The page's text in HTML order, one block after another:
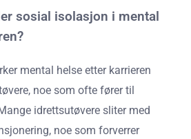
sosial isolasjon i mental
mental helse etter karrieren
noe som ofte fører til
idrettsutøvere sliter med
noe som forverrer